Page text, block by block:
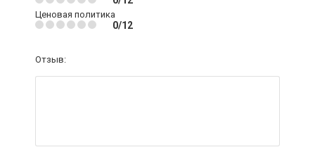
Ценовая политика
0/12
Отзыв: